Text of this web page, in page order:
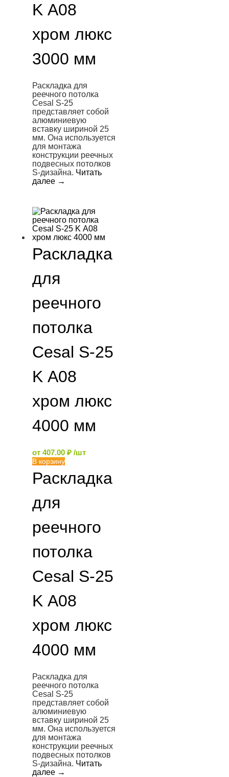
K А08
хром люкс
3000 мм
Раскладка для
реечного потолка
Cesal S-25
представляет собой
алюминиевую
вставку шириной 25
мм. Она используется
для монтажа
конструкции реечных
подвесных потолков
S-дизайна. Читать
далее →
Раскладка
для
реечного
потолка
Cesal S-25
K А08
хром люкс
4000 мм
от 407.00 ₽ /шт
В корзину
Раскладка
для
реечного
потолка
Cesal S-25
K А08
хром люкс
4000 мм
Раскладка для
реечного потолка
Cesal S-25
представляет собой
алюминиевую
вставку шириной 25
мм. Она используется
для монтажа
конструкции реечных
подвесных потолков
S-дизайна. Читать
далее →